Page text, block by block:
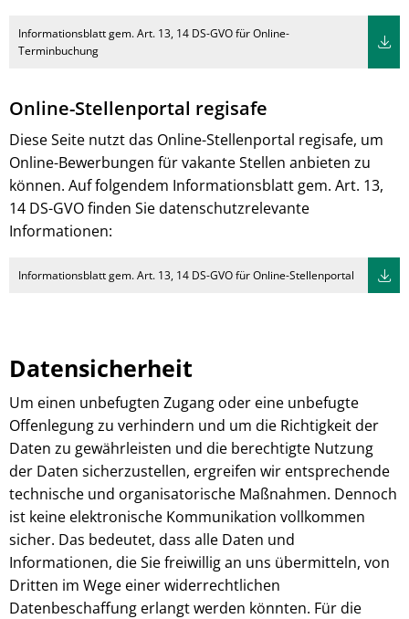
Informationsblatt gem. Art. 13, 14 DS-GVO für Online-
Terminbuchung
Online-Stellenportal regisafe
Diese Seite nutzt das Online-Stellenportal regisafe, um
Online-Bewerbungen für vakante Stellen anbieten zu
können. Auf folgendem Informationsblatt gem. Art. 13,
14 DS-GVO finden Sie datenschutzrelevante
Informationen:
Informationsblatt gem. Art. 13, 14 DS-GVO für Online-Stellenportal
Datensicherheit
Um einen unbefugten Zugang oder eine unbefugte
Offenlegung zu verhindern und um die Richtigkeit der
Daten zu gewährleisten und die berechtigte Nutzung
der Daten sicherzustellen, ergreifen wir entsprechende
technische und organisatorische Maßnahmen. Dennoch
ist keine elektronische Kommunikation vollkommen
sicher. Das bedeutet, dass alle Daten und
Informationen, die Sie freiwillig an uns übermitteln, von
Dritten im Wege einer widerrechtlichen
Datenbeschaffung erlangt werden könnten. Für die